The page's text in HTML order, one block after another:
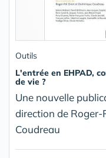
Outils
L'entrée en EHPAD,
de vie ?
Une nouvelle
direction de
Coudreau